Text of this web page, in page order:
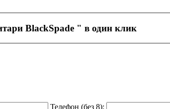
BlackSpade " в один клик
Телефон (без 8):